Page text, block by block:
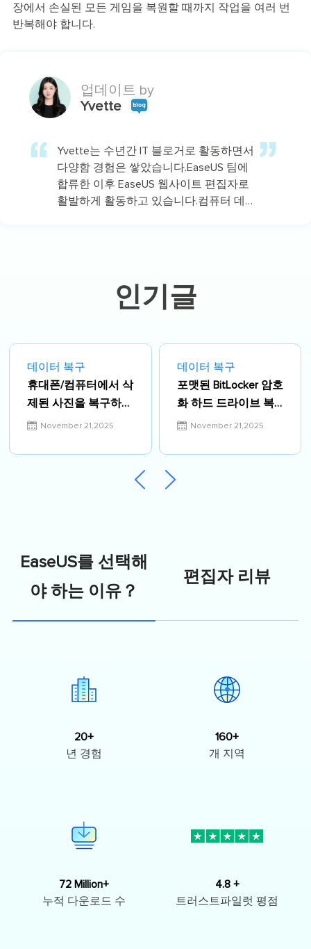
장에서 손실된 모든 게임을 복원할 때까지 작업을 여러 번
반복해야 합니다.
업데이트 by
Yvette
Yvette는 수년간 IT 블로거로 활동하면서
다양함 경험은 쌓았습니다.EaseUS 팀에
합류한 이후 EaseUS 웹사이트 편집자로
활발하게 활동하고 있습니다.컴퓨터 데
인기글
데이터 복구
휴대폰/컴퓨터에서 삭
제된 사진을 복구하는
방법November 21,2025
데이터 복구
포맷된 BitLocker 암호
화 하드 드라이브 복
구 November 21,2025
EaseUS를 선택해
야 하는 이유？
편집자 리뷰
20+
년 경험
160+
개 지역
72 Million+
누적 다운로드 수
4.8 +
트러스트파일럿 평점